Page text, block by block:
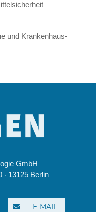
und Krankenhaus-
GmbH
· 13125 Berlin
E-MAIL